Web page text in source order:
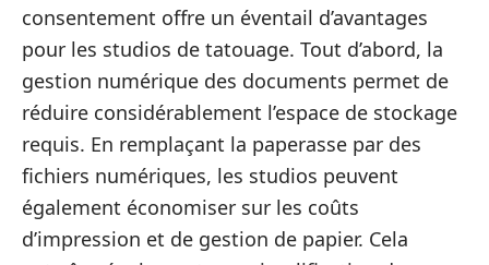
consentement offre un éventail d’avantages
pour les studios de tatouage. Tout d’abord, la
gestion numérique des documents permet de
réduire considérablement l’espace de stockage
requis. En remplaçant la paperasse par des
fichiers numériques, les studios peuvent
également économiser sur les coûts
d’impression et de gestion de papier. Cela